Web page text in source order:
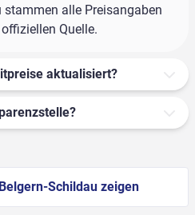
alle Preisangaben
Quelle.
aktualisiert?
Schildau zeigen